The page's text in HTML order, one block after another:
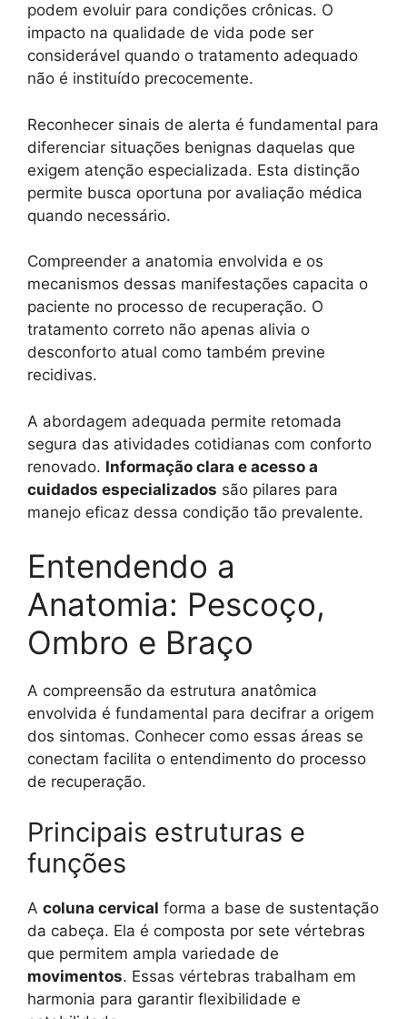
podem evoluir para condições crônicas. O
impacto na qualidade de vida pode ser
considerável quando o tratamento adequado
não é instituído precocemente.
Reconhecer sinais de alerta é fundamental para
diferenciar situações benignas daquelas que
exigem atenção especializada. Esta distinção
permite busca oportuna por avaliação médica
quando necessário.
Compreender a anatomia envolvida e os
mecanismos dessas manifestações capacita o
paciente no processo de recuperação. O
tratamento correto não apenas alivia o
desconforto atual como também previne
recidivas.
A abordagem adequada permite retomada
segura das atividades cotidianas com conforto
renovado. Informação clara e acesso a
cuidados especializados são pilares para
manejo eficaz dessa condição tão prevalente.
Entendendo a
Anatomia: Pescoço,
Ombro e Braço
A compreensão da estrutura anatômica
envolvida é fundamental para decifrar a origem
dos sintomas. Conhecer como essas áreas se
conectam facilita o entendimento do processo
de recuperação.
Principais estruturas e
funções
A coluna cervical forma a base de sustentação
da cabeça. Ela é composta por sete vértebras
que permitem ampla variedade de
movimentos. Essas vértebras trabalham em
harmonia para garantir flexibilidade e